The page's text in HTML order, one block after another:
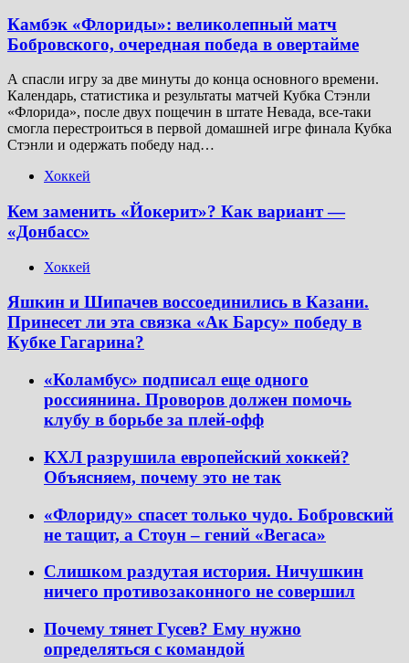
Камбэк «Флориды»: великолепный матч
Бобровского, очередная победа в овертайме
А спасли игру за две минуты до конца основного времени.
Календарь, статистика и результаты матчей Кубка Стэнли
«Флорида», после двух пощечин в штате Невада, все-таки
смогла перестроиться в первой домашней игре финала Кубка
Стэнли и одержать победу над…
Хоккей
Кем заменить «Йокерит»? Как вариант —
«Донбасс»
Хоккей
Яшкин и Шипачев воссоединились в Казани.
Принесет ли эта связка «Ак Барсу» победу в
Кубке Гагарина?
«Коламбус» подписал еще одного
россиянина. Проворов должен помочь
клубу в борьбе за плей-офф
КХЛ разрушила европейский хоккей?
Объясняем, почему это не так
«Флориду» спасет только чудо. Бобровский
не тащит, а Стоун – гений «Вегаса»
Слишком раздутая история. Ничушкин
ничего противозаконного не совершил
Почему тянет Гусев? Ему нужно
определяться с командой